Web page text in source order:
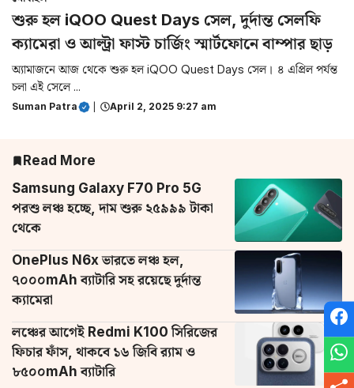
শুরু হল iQOO Quest Days সেল, দুর্দান্ত সেলফি
ক্যামেরা ও আল্ট্রা ফাস্ট চার্জিং স্মার্টফোনে বাম্পার ছাড়
অ্যামাজনে আজ থেকে শুরু হল iQOO Quest Days সেল। ৪ এপ্রিল পর্যন্ত
চলা এই সেলে ...
Suman Patra April 2, 2025 9:27 am
Read More
Samsung Galaxy F70 Pro 5G
পরশু লঞ্চ হচ্ছে, দাম শুরু ২৫৯৯৯ টাকা
থেকে
OnePlus N6x ভারতে লঞ্চ হল,
৭০০০mAh ব্যাটারি সহ রয়েছে দুর্দান্ত
ক্যামেরা
লঞ্চের আগেই Redmi K100 সিরিজের
ফিচার ফাঁস, থাকবে ১৬ জিবি র‌্যাম ও
৮৫০০mAh ব্যাটারি